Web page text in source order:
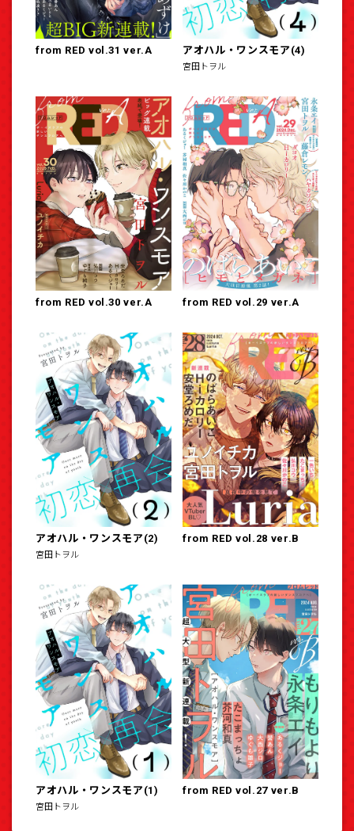
from RED vol.31 ver.A アオハル・ワンスモア(4)
宮田トヲル
from RED vol.30 ver.A from RED vol.29 ver.A
アオハル・ワンスモア(2)
宮田トヲル
from RED vol.28 ver.B
アオハル・ワンスモア(1)
宮田トヲル
from RED vol.27 ver.B